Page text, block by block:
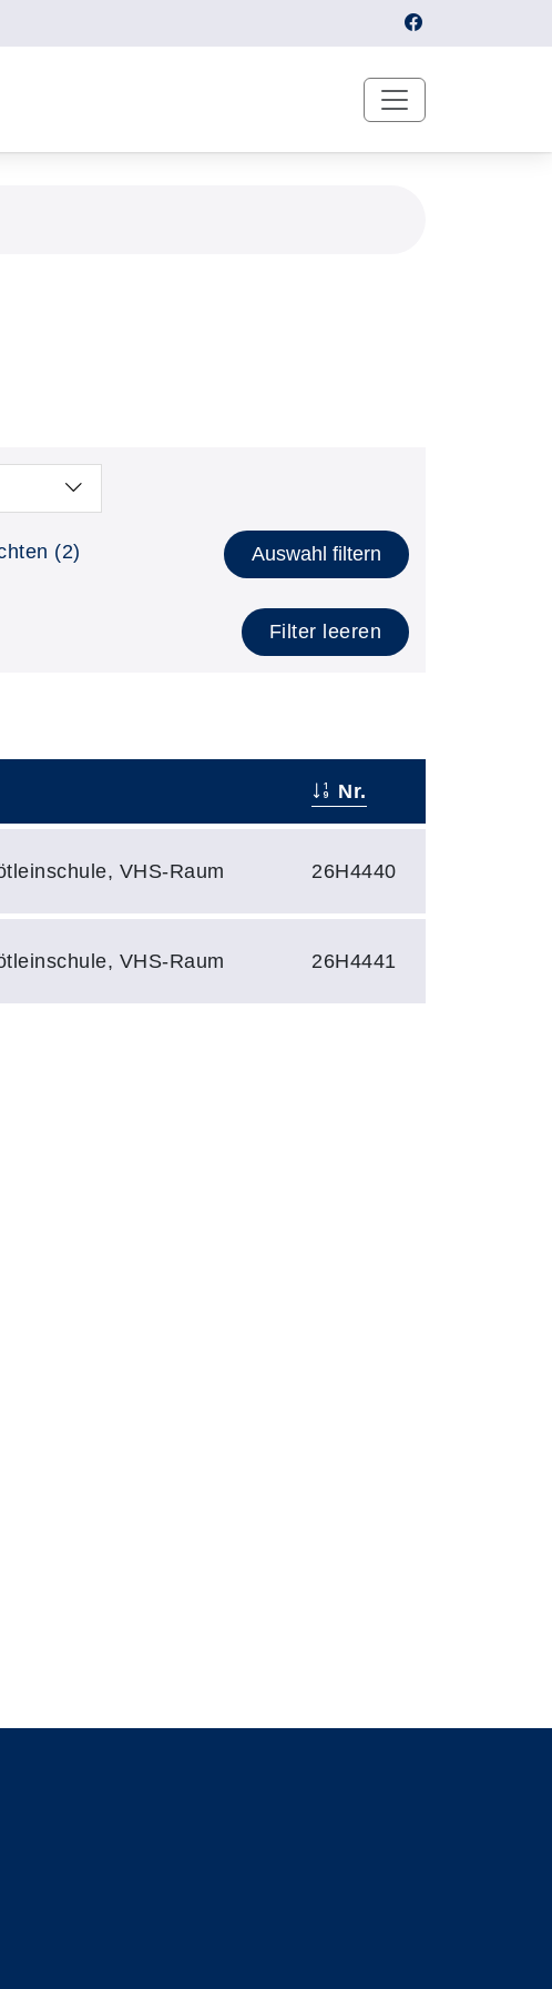
(2) Auswahl filtern
Filter leeren
Nr.
VHS-Raum 26H4440
VHS-Raum 26H4441